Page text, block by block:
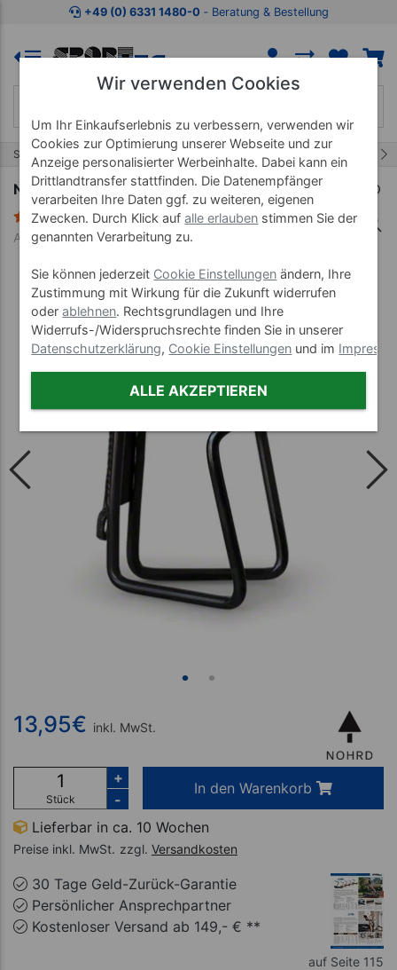
Zum Kaufbereich springen Zur Produktbeschreibung
+49 (0) 6331 1480-0 ‐ Beratung & Bestellung
Start Fitnessgeräte Ergometer 37/44
NOHRD Flaschenhalter für Bike und Laufband
1 Bewertung
Art-Nr. 02546
13,95€ inkl. MwSt.
Stück
+
-
In den Warenkorb
Lieferbar in ca. 10 Wochen
Preise inkl. MwSt. zzgl. Versandkosten
30 Tage Geld-Zurück-Garantie
Persönlicher Ansprechpartner
Kostenloser Versand ab 149,- € **
auf Seite 115
Wir verwenden Cookies
Um Ihr Einkaufserlebnis zu verbessern, verwenden wir
Cookies zur Optimierung unserer Webseite und zur
Anzeige personalisierter Werbeinhalte. Dabei kann ein
Drittlandtransfer stattfinden. Die Datenempfänger
verarbeiten Ihre Daten ggf. zu weiteren, eigenen
Zwecken. Durch Klick aufalle erlauben stimmen Sie der
genannten Verarbeitung zu.
Sie können jederzeit Cookie Einstellungen ändern, Ihre
Zustimmung mit Wirkung für die Zukunft widerrufen
oderablehnen. Rechtsgrundlagen und Ihre
Widerrufs-/Widerspruchsrechte finden Sie in unserer
Datenschutzerklärung, Cookie Einstellungen und im
ALLE AKZEPTIEREN